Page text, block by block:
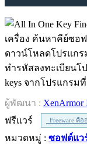
ดาวน์โหลดโปรแกร
ทำรหัสลงทะเบียนโ
keys จากโปรแกรม
ผู้พัฒนา : XenArmor
ฟรีแวร์
Freeware คือ
หมวดหมู่ : ซอฟต์แว